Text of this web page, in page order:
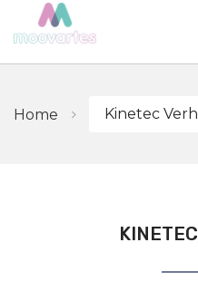
Skip to main content
Home Kinetec